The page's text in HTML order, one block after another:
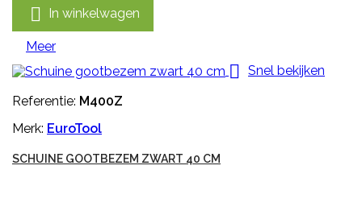
 In winkelwagen
Meer
 Snel bekijken
Referentie: M400Z
Merk: EuroTool
SCHUINE GOOTBEZEM ZWART 40 CM